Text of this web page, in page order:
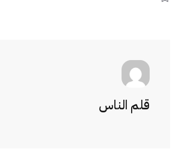
قلم الناس